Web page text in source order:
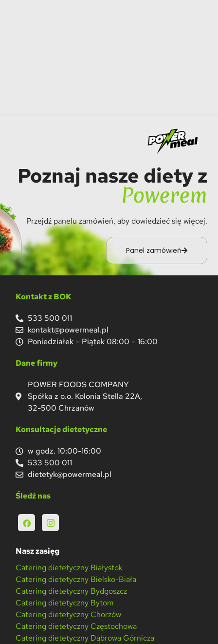
Poznaj nasze diety z
Powerem
Przejdź panelu zamówień, aby dowiedzieć się więcej.
Panel zamówień
Kontakt z BOK
533 500 011
kontakt@powermeal.pl
Poniedziałek – Piątek 08:00 – 16:00
Dane firmy
POWER FOODS COMPANY
Spółka z o.o. Kolonia Stella 22A,
32-500 Chrzanów
Konsultacje dietetyczne
w godz. 10:00-16:00
533 500 011
dietetyk@powermeal.pl
Śledź nas
Nasz zasięg
Catering dietetyczny Białystok
Catering dietetyczny Bielsko-Biała
Catering dietetyczny Bydgoszcz
Catering dietetyczny Bytom
Catering dietetyczny Chorzów
Catering dietetyczny Częstochowa
Catering dietetyczny Dąbrowa Górnicza